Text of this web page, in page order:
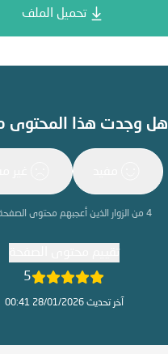
تحميل الملف
هل وجدت هذا المحتوى
4 من الزوار الذين أعجبهم محتوى
5
آخر تحديث 28/01/2026 00:41